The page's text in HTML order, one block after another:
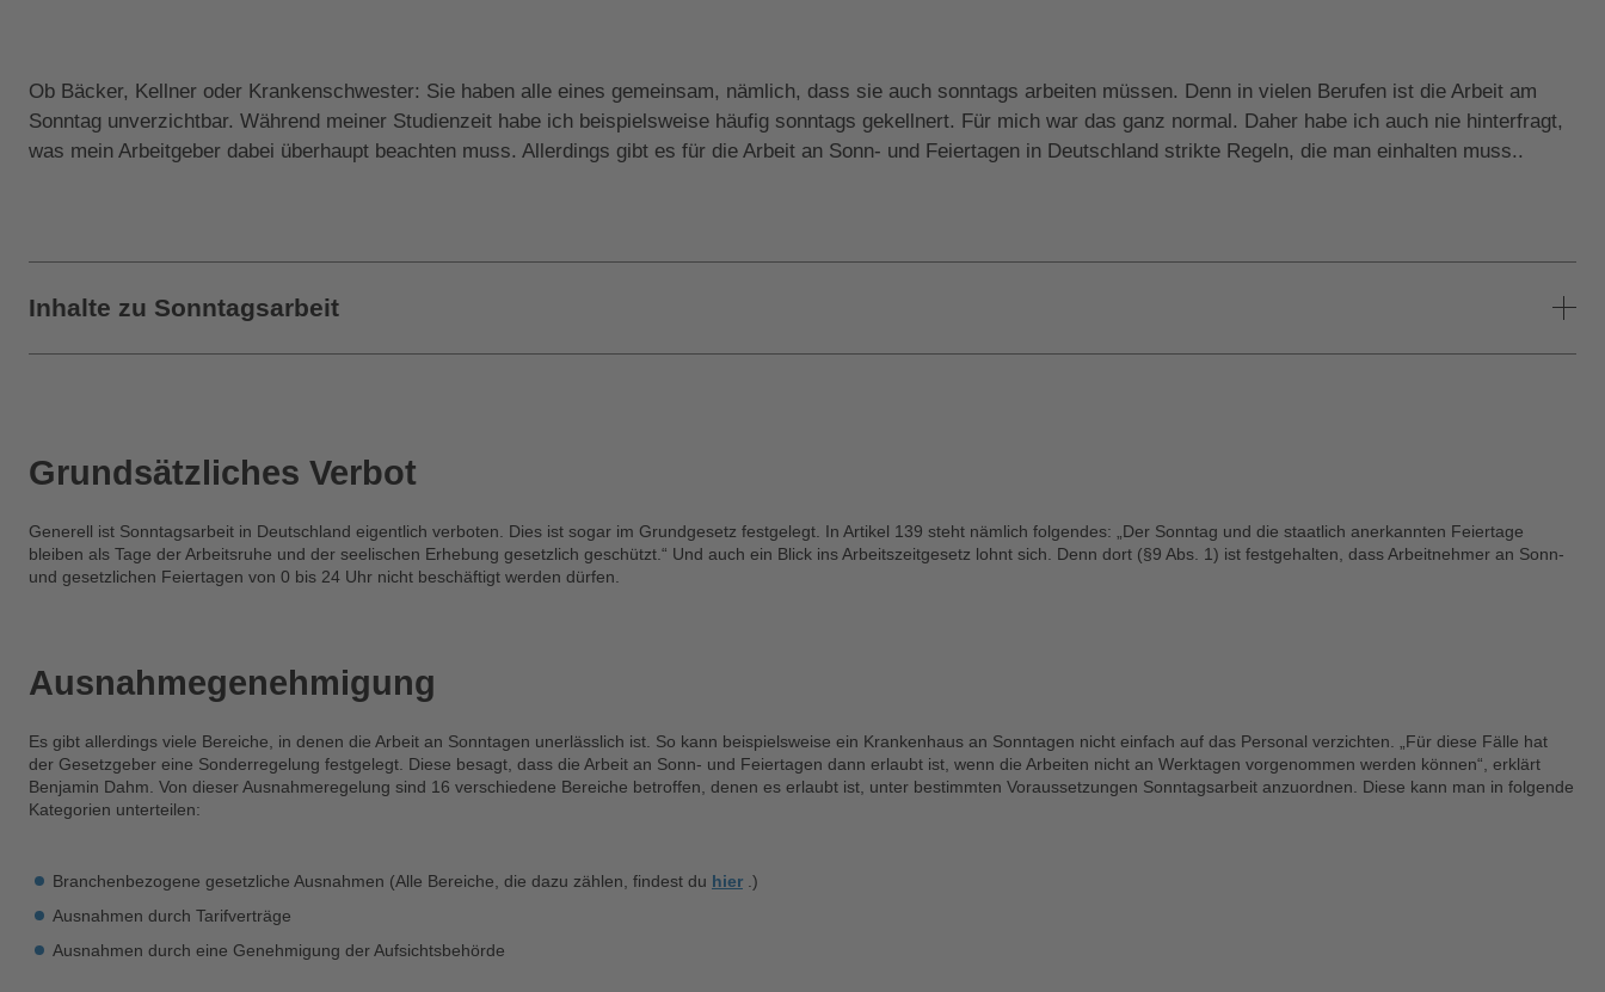
Ob Bäcker, Kellner oder Krankenschwester: Sie haben alle eines gemeinsam, nämlich, dass sie auch sonntags arbeiten müssen. Denn in vielen Berufen ist die Arbeit am
Sonntag unverzichtbar. Während meiner Studienzeit habe ich beispielsweise häufig sonntags gekellnert. Für mich war das ganz normal. Daher habe ich auch nie hinterfragt,
was mein Arbeitgeber dabei überhaupt beachten muss. Allerdings gibt es für die Arbeit an Sonn- und Feiertagen in Deutschland strikte Regeln, die man einhalten muss..
Inhalte zu Sonntagsarbeit
Grundsätzliches Verbot
Generell ist Sonntagsarbeit in Deutschland eigentlich verboten. Dies ist sogar im Grundgesetz festgelegt. In Artikel 139 steht nämlich folgendes: „Der Sonntag und die staatlich anerkannten Feiertage
bleiben als Tage der Arbeitsruhe und der seelischen Erhebung gesetzlich geschützt.“ Und auch ein Blick ins Arbeitszeitgesetz lohnt sich. Denn dort (§9 Abs. 1) ist festgehalten, dass Arbeitnehmer an Sonn-
und gesetzlichen Feiertagen von 0 bis 24 Uhr nicht beschäftigt werden dürfen.
Ausnahmegenehmigung
Es gibt allerdings viele Bereiche, in denen die Arbeit an Sonntagen unerlässlich ist. So kann beispielsweise ein Krankenhaus an Sonntagen nicht einfach auf das Personal verzichten. „Für diese Fälle hat
der Gesetzgeber eine Sonderregelung festgelegt. Diese besagt, dass die Arbeit an Sonn- und Feiertagen dann erlaubt ist, wenn die Arbeiten nicht an Werktagen vorgenommen werden können“, erklärt
Benjamin Dahm. Von dieser Ausnahmeregelung sind 16 verschiedene Bereiche betroffen, denen es erlaubt ist, unter bestimmten Voraussetzungen Sonntagsarbeit anzuordnen. Diese kann man in folgende
Kategorien unterteilen:
Branchenbezogene gesetzliche Ausnahmen (Alle Bereiche, die dazu zählen, findest du hier .)
Ausnahmen durch Tarifverträge
Ausnahmen durch eine Genehmigung der Aufsichtsbehörde